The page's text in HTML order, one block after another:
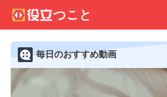
毎日のおすすめ動画